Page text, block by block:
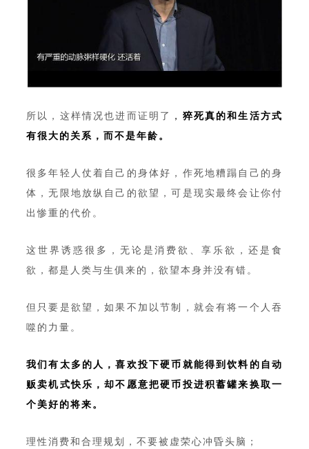
所以，这样情况也进而证明了 ， 猝死真的和生活方式
有很大的关系，而不是年龄。
很多年轻人仗着自己的身体好，作死地糟蹋自己的身
体，无限地放纵自己的欲望，可是现实最终会让你付
出惨重的代价。
这世界诱惑很多，无论是消费欲、享乐欲，还是食
欲，都是人类与生俱来的，欲望本身并没有错。
但只要是欲望，如果不加以节制，就会有将一个人吞
噬的力量。
我们有太多的人，喜欢投下硬币就能得到饮料的自动
贩卖机式快乐，却不愿意把硬币投进积蓄罐来换取一
个美好的将来。
理性消费和合理规划，不要被虚荣心冲昏头脑；